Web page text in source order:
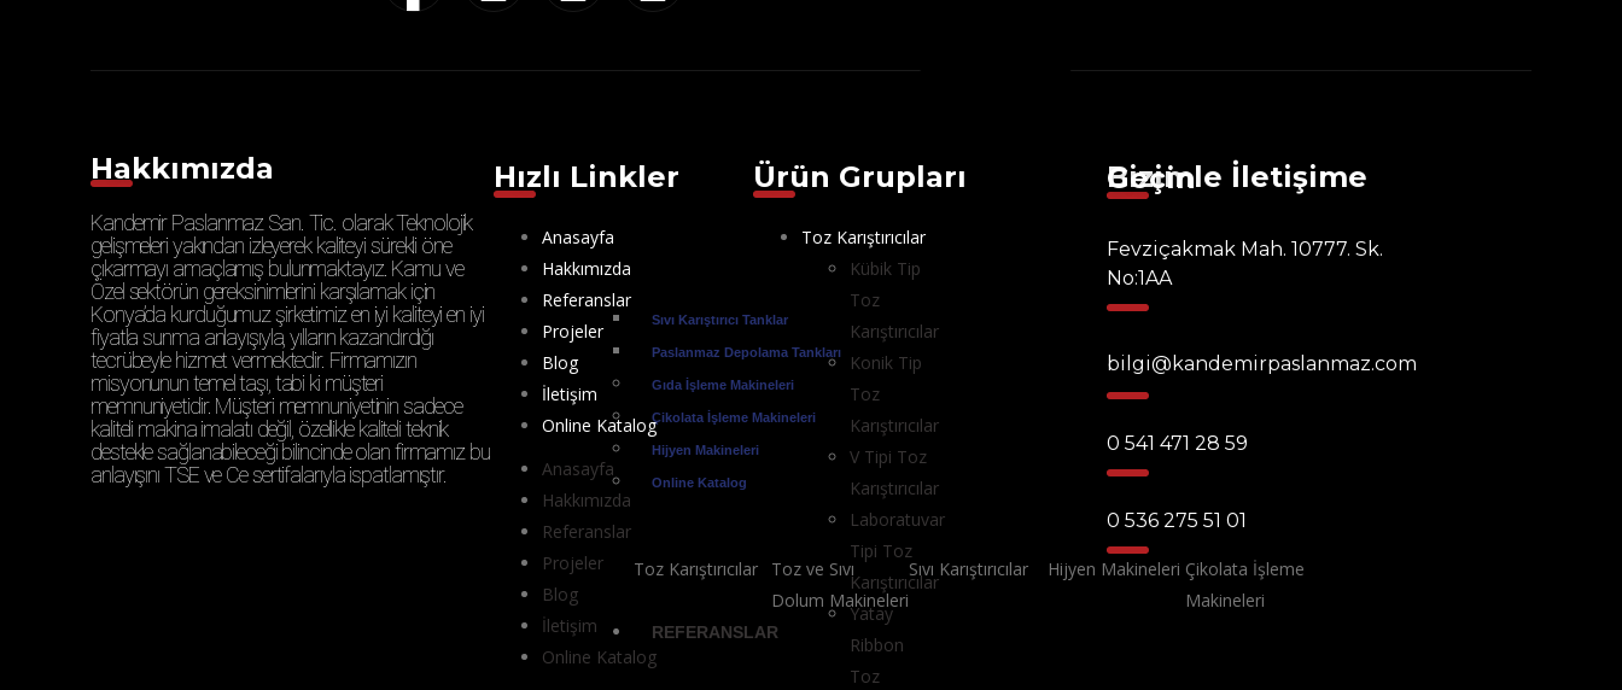
Sıvı Karıştırıcı Tanklar
Paslanmaz Depolama Tankları
Gıda İşleme Makineleri
Çikolata İşleme Makineleri
Hijyen Makineleri
Online Katalog
Toz Karıştırıcılar
Toz ve Sıvı
Dolum Makineleri​
Sıvı Karıştırıcılar Hijyen Makineleri Çikolata İşleme
Makineleri
REFERANSLAR
Hakkımızda
Kandemir Paslanmaz San. Tic. olarak Teknolojik
gelişmeleri yakından izleyerek kaliteyi sürekli öne
çıkarmayı amaçlamış bulunmaktayız. Kamu ve
Özel sektörün gereksinimlerini karşılamak için
Konya’da kurduğumuz şirketimiz en iyi kaliteyi en iyi
fiyatla sunma anlayışıyla, yılların kazandırdığı
tecrübeyle hizmet vermektedir. Firmamızın
misyonunun temel taşı, tabi ki müşteri
memnuniyetidir. Müşteri memnuniyetinin sadece
kaliteli makina imalatı değil, özellikle kaliteli teknik
destekle sağlanabileceği bilincinde olan firmamız bu
anlayışını TSE ve Ce sertifalarıyla ispatlamıştır.
Hızlı Linkler
Anasayfa
Hakkımızda
Referanslar
Projeler
Blog
İletişim
Online Katalog
Anasayfa
Hakkımızda
Referanslar
Projeler
Blog
İletişim
Online Katalog
Ürün Grupları
Toz Karıştırıcılar
Kübik Tip
Toz
Karıştırıcılar
Konik Tip
Toz
Karıştırıcılar
V Tipi Toz
Karıştırıcılar
Laboratuvar
Tipi Toz
Karıştırıcılar
Yatay
Ribbon
Toz
Bizimle İletişime Geçin
Fevziçakmak Mah. 10777. Sk.
No:1AA
bilgi@kandemirpaslanmaz.com
0 541 471 28 59
0 536 275 51 01